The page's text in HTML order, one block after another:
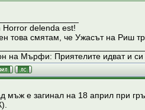
Horror delenda est!
това смятам, че Ужасът на Риш
на Мърфи: Приятелите идват и си
мъж е загинал на 18 април при